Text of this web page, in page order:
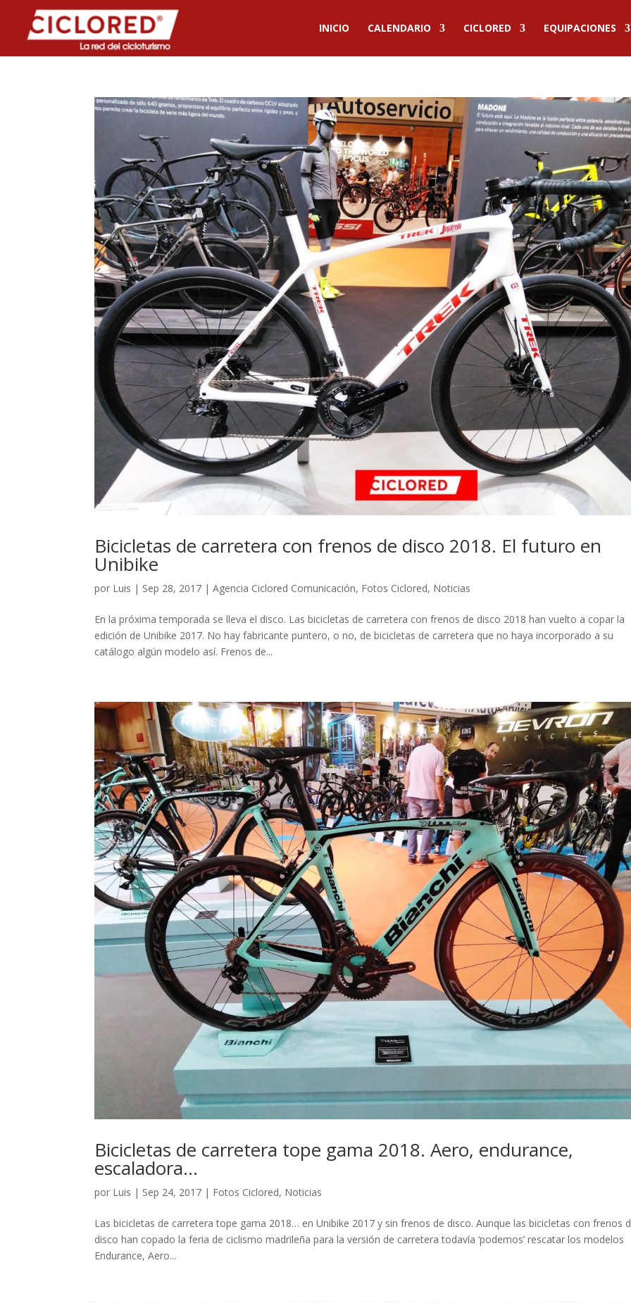
INICIO CALENDARIO CICLORED EQUIPACIONES
Bicicletas de carretera con frenos de disco 2018. El futuro en
Unibike
por Luis | Sep 28, 2017 |Agencia Ciclored Comunicación, Fotos Ciclored, Noticias
En la próxima temporada se lleva el disco. Las bicicletas de carretera con frenos de disco 2018 han vuelto a copar la
edición de Unibike 2017. No hay fabricante puntero, o no, de bicicletas de carretera que no haya incorporado a su
catálogo algún modelo así. Frenos de...
Bicicletas de carretera tope gama 2018. Aero, endurance,
escaladora…
por Luis | Sep 24, 2017 | Fotos Ciclored, Noticias
Las bicicletas de carretera tope gama 2018… en Unibike 2017 y sin frenos de disco. Aunque las bicicletas con frenos
disco han copado la feria de ciclismo madrileña para la versión de carretera todavía ‘podemos’ rescatar los modelos
Endurance, Aero...